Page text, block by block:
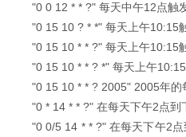
"0 0 12 * * ?" 每天中午12点触
"0 15 10 ? * *" 每天上午10:15
"0 15 10 * * ?" 每天上午10:15
"0 15 10 * * ? *" 每天上午
"0 15 10 * * ? 2005" 2005年的
"0 * 14 * * ?" 在每天下午2点
"0 0/5 14 * * ?" 在每天下午2